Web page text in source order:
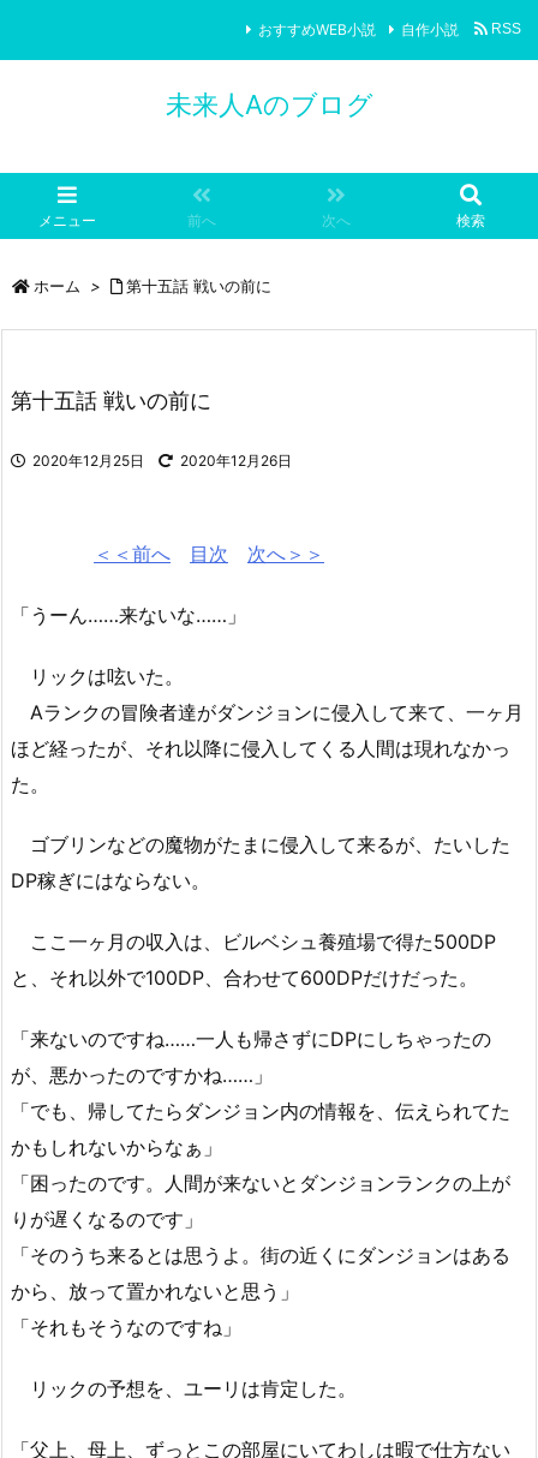
未来人Aのブログ
メニュー 前へ 次へ 検索
おすすめWEB小説 自作小説 RSS
ホーム > 第十五話 戦いの前に
第十五話 戦いの前に
2020年12月25日 2020年12月26日
＜＜前へ 目次 次へ＞＞
「うーん……来ないな……」
リックは呟いた。
Aランクの冒険者達がダンジョンに侵入して来て、一ヶ月
ほど経ったが、それ以降に侵入してくる人間は現れなかっ
た。
ゴブリンなどの魔物がたまに侵入して来るが、たいした
DP稼ぎにはならない。
ここ一ヶ月の収入は、ビルベシュ養殖場で得た500DP
と、それ以外で100DP、合わせて600DPだけだった。
「来ないのですね……一人も帰さずにDPにしちゃったの
が、悪かったのですかね……」
「でも、帰してたらダンジョン内の情報を、伝えられてた
かもしれないからなぁ」
「困ったのです。人間が来ないとダンジョンランクの上が
りが遅くなるのです」
「そのうち来るとは思うよ。街の近くにダンジョンはある
から、放って置かれないと思う」
「それもそうなのですね」
リックの予想を、ユーリは肯定した。
「父上、母上、ずっとこの部屋にいてわしは暇で仕方ない